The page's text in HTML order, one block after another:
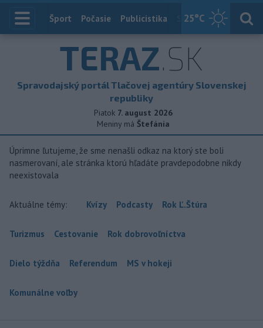
25°C
Index
Šport Počasie Publicistika Slovensko
TERAZ.SK
Spravodajský portál Tlačovej agentúry Slovenskej
republiky
Piatok 7. august 2026
Meniny má Štefánia
Úprimne ľutujeme, že sme nenašli odkaz na ktorý ste boli
nasmerovaní, ale stránka ktorú hľadáte pravdepodobne nikdy
neexistovala
Aktuálne témy: Kvízy Podcasty Rok Ľ.Štúra
Turizmus Cestovanie Rok dobrovoľníctva
Dielo týždňa Referendum MS v hokeji
Komunálne voľby